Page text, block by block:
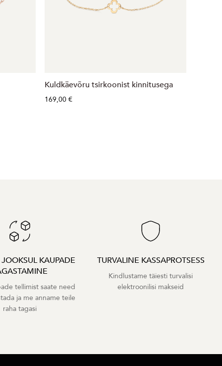
Kuldkäevõru tsirkoonist kinnitusega
169,00 €
KAUPADE
tellimist saate need
ja me anname teile
raha tagasi
TURVALINE KASSAPROTSESS
Kindlustame täiesti turvalisi
elektroonilisi makseid